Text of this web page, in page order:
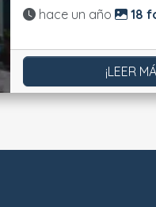
Actualizado:
hace un año 18
¡LEER